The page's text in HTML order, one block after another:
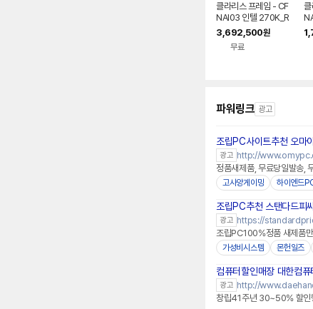
클라리스 프레임 - CF
NAI03 인텔 270K_R
TX 5070_RAM 32
G_SSD 1TB AI PC
딥러닝 데스크탑 완본
3,692,500원
무료
클
파워링크 광고
조립PC사이트추천 오마
광고 http://
정품새제품, 무료당일발송,
고사양게이밍 하이엔드
조립PC추천 스탠다드피씨
광고 https://
조립PC100%정품 새제품
가성비시스템 몬헌일즈
컴퓨터할인매장 대한컴퓨
광고 http://
창립41주년 30~50% 할인